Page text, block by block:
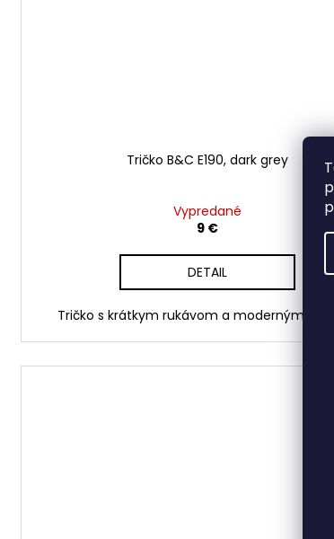
Tričko B&C E190, dark grey
Vypredané
9 €
DETAIL
Tričko s krátkym rukávom a moderným